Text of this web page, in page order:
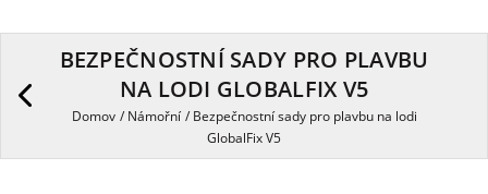
BEZPEČNOSTNÍ SADY PRO PLAVBU
NA LODI GLOBALFIX V5
Domov /Námořní /Bezpečnostní sady pro plavbu na lodi
GlobalFix V5